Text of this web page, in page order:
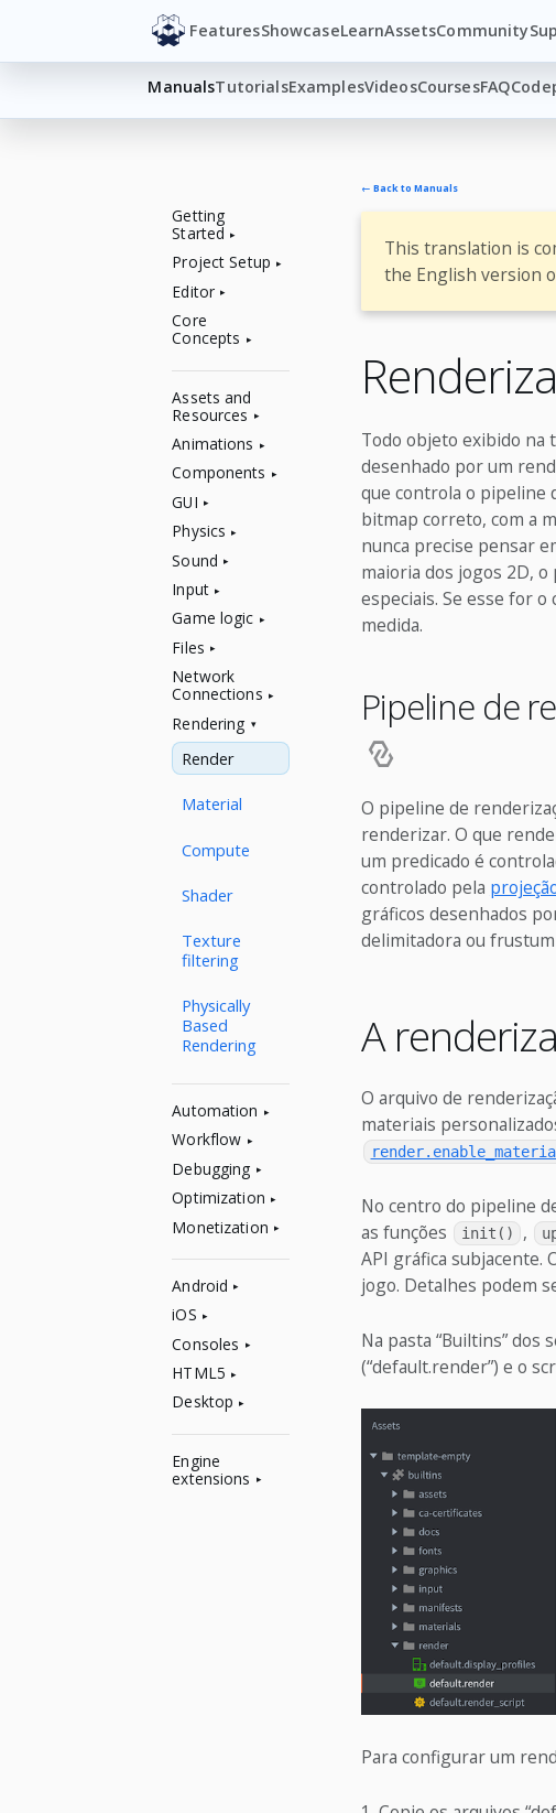
FeaturesShowcaseLearnAssetsCommunity
ManualsTutorialsExamplesVideosCoursesFAQ
Getting
Started
Project Setup
Editor
Core
Concepts
Assets and
Resources
Animations
Components
GUI
Physics
Sound
Input
Game logic
Files
Network
Connections
Rendering
Render
Material
Compute
Shader
Texture
filtering
Physically
Based
Rendering
Automation
Workflow
Debugging
Optimization
Monetization
Android
iOS
Consoles
HTML5
Desktop
Engine
extensions
← Back to Manuals
This translation is
the English version
Todo objeto exibido na
desenhado por um
que controla o pipeline
bitmap correto, com a
nunca precise pensar
maioria dos jogos 2D,
especiais. Se esse for
medida.
Pipeline de
O pipeline de
renderizar. O que
um predicado é
controlado pela
gráficos desenhados
delimitadora ou
A
O arquivo de
materiais
No centro do pipeline
as funções
init() ,
API gráfica subjacente.
jogo. Detalhes podem
Na pasta “Builtins”
(“default.render”) e o
Para configurar um